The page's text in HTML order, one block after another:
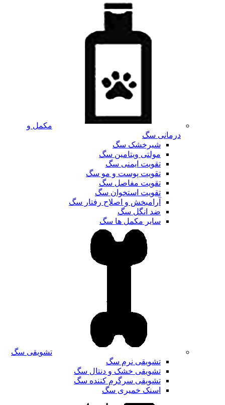
مکمل و
درمانی سگ
شیرخشک سگ
مولتی ویتامین سگ
تقویت ایمنی سگ
تقویت پوست و مو سگ
تقویت مفاصل سگ
تقویت استخوان سگ
آرامبخش و اصلاح رفتار سگ
ضد انگل سگ
سایر مکمل ها سگ
تشویقی سگ
تشویقی نرم سگ
تشویقی خشک و دنتال سگ
تشویقی سرگرم کننده سگ
اسنک خمیری سگ